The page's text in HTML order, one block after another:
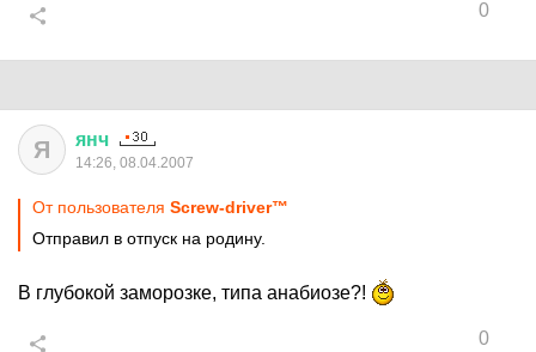
0
Я янч
14:26, 08.04.2007
От пользователя Screw-driver™
Отправил в отпуск на родину.
В глубокой заморозке, типа анабиозе?!
0